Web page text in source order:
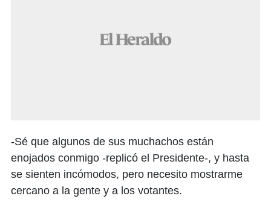
-Sé que algunos de sus muchachos están
enojados conmigo -replicó el Presidente-, y hasta
se sienten incómodos, pero necesito mostrarme
cercano a la gente y a los votantes.